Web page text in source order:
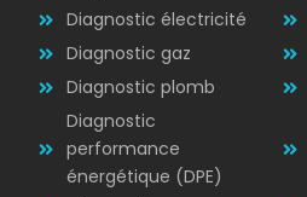
Diagnostic
ÉLECTRICITÉ
Diagnostic électricité
Diagnostic gaz
Diagnostic plomb
Diagnostic
performance
énergétique (DPE)